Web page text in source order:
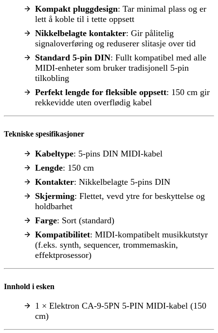
Kompakt pluggdesign: Tar minimal plass og er
lett å koble til i tette oppsett
Nikkelbelagte kontakter: Gir pålitelig
signaloverføring og reduserer slitasje over tid
Standard 5-pin DIN: Fullt kompatibel med alle
MIDI-enheter som bruker tradisjonell 5-pin
tilkobling
Perfekt lengde for fleksible oppsett: 150 cm gir
rekkevidde uten overflødig kabel
Tekniske spesifikasjoner
Kabeltype: 5-pins DIN MIDI-kabel
Lengde: 150 cm
Kontakter: Nikkelbelagte 5-pins DIN
Skjerming: Flettet, vevd ytre for beskyttelse og
holdbarhet
Farge: Sort (standard)
Kompatibilitet: MIDI-kompatibelt musikkutstyr
(f.eks. synth, sequencer, trommemaskin,
effektprosessor)
Innhold i esken
1 × Elektron CA-9-5PN 5-PIN MIDI-kabel (150
cm)